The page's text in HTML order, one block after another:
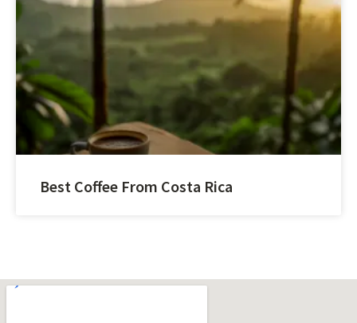
Best Coffee From Costa Rica